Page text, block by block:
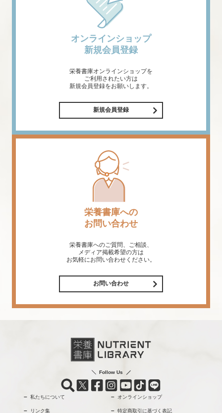
オンラインショップ
新規会員登録
栄養書庫オンラインショップを
ご利用されたい方は
新規会員登録をお願いします。
新規会員登録
栄養書庫への
お問い合わせ
栄養書庫へのご質問、ご相談、
メディア掲載希望の方は
お気軽にお問い合わせください。
お問い合わせ
Follow Us
私たちについて オンラインショップ
リンク集 特定商取引に基づく表記